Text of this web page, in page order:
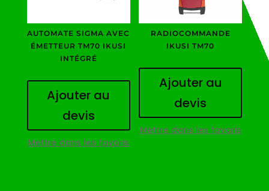
AUTOMATE SIGMA AVEC
ÉMETTEUR TM70 IKUSI
INTÉGRÉ
Ajouter au
devis
Mettre dans les favoris
RADIOCOMMANDE
IKUSI TM70
Ajouter au
devis
Mettre dans les favoris